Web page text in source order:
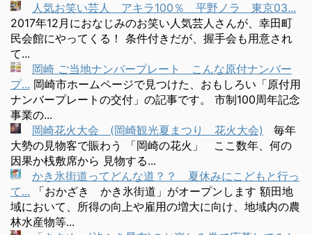
人気お笑い芸人 アキラ100％ 平野ノラ 東京03...
2017年12月におなじみのお笑い人気芸人さんが、幸田町
民会館にやってくる！ 条件付きだが、握手会も用意され
て...
岡崎 ご当地ナンバープレート こんな原付ナンバー
プ... 岡崎市ホームページで見つけた、おもしろい「原付用
ナンバープレートの交付」の記事です。 市制100周年記念
事業の...
岡崎花火大会 (岡崎観光夏まつり 花火大会)
毎年
大勢の見物客で賑わう 「岡崎の花火」 ここ数年、何の
因果か桟敷席から 見物する...
かき氷街道ってどんな道？？ 夏休みにこどもと行っ
て...
「おかざき かき氷街道」がオープンします 額田地
域において、所得の向上や雇用の増大に向け、地域内の農
林水産物等...